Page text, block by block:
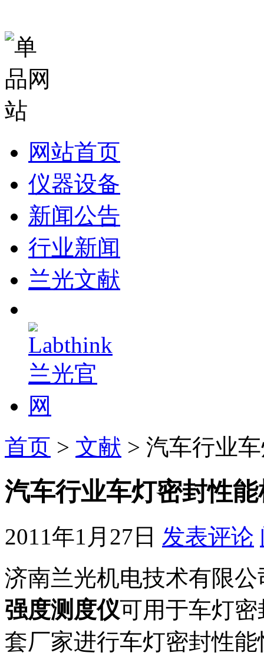
网站首页
仪器设备
新闻公告
行业新闻
兰光文献
首页 > 文献 > 汽车行业
汽车行业车灯密封性
2011年1月27日 发表评论
济南兰光机电技术有限
强度测度仪可用于车灯
套厂家进行车灯密封性